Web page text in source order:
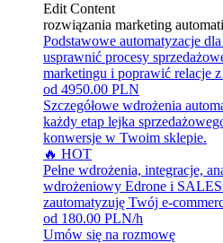
Edit Content
rozwiązania marketing
Podstawowe automatyzacje
usprawnić procesy
marketingu i poprawić relacje
od 4950.00 PLN
Szczegółowe wdrożenia
każdy etap lejka
konwersje w Twoim sklepie.
🔥 HOT
Pełne wdrożenia, integracje,
wdrożeniowy Edrone i
zautomatyzuję Twój e-
od 180.00 PLN/h
Umów się na rozmowę